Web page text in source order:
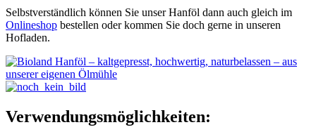
Selbstverständlich können Sie unser Hanföl dann auch gleich im
Onlineshop bestellen oder kommen Sie doch gerne in unseren
Hofladen.
Verwendungsmöglichkeiten: